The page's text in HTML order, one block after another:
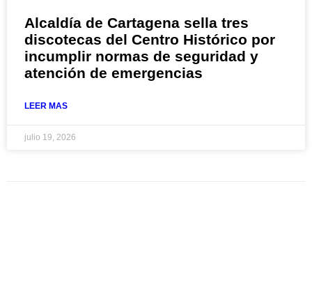
Alcaldía de Cartagena sella tres
discotecas del Centro Histórico por
incumplir normas de seguridad y
atención de emergencias
LEER MAS
julio 19, 2026